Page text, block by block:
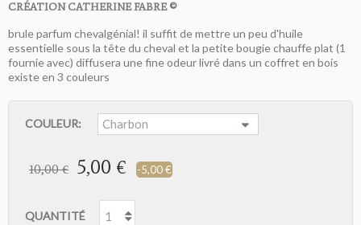
CRÉATION CATHERINE FABRE ©
brule parfum chevalgénial! il suffit de mettre un peu d'huile
essentielle sous la tête du cheval et la petite bougie chauffe plat (1
fournie avec) diffusera une fine odeur livré dans un coffret en bois
existe en 3 couleurs
COULEUR:
10,00 € 5,00 € -5,00 €
QUANTITÉ